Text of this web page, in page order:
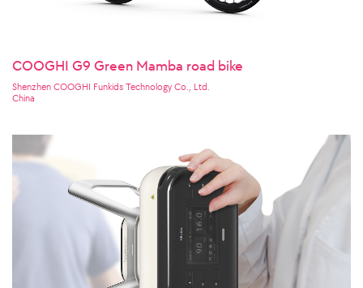
COOGHI G9 Green Mamba road bike
Shenzhen COOGHI Funkids Technology Co., Ltd.
China